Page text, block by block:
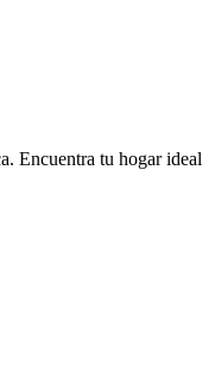
Encuentra tu hogar ideal